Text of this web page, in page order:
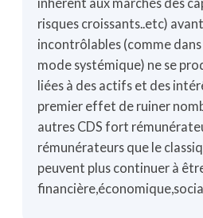
inhérent aux marchés des
risques croissants..etc)
incontrôlables (comme
mode systémique) ne se
liées à des actifs et des
premier effet de ruiner
autres CDS fort
rémunérateurs que le
peuvent plus continuer à